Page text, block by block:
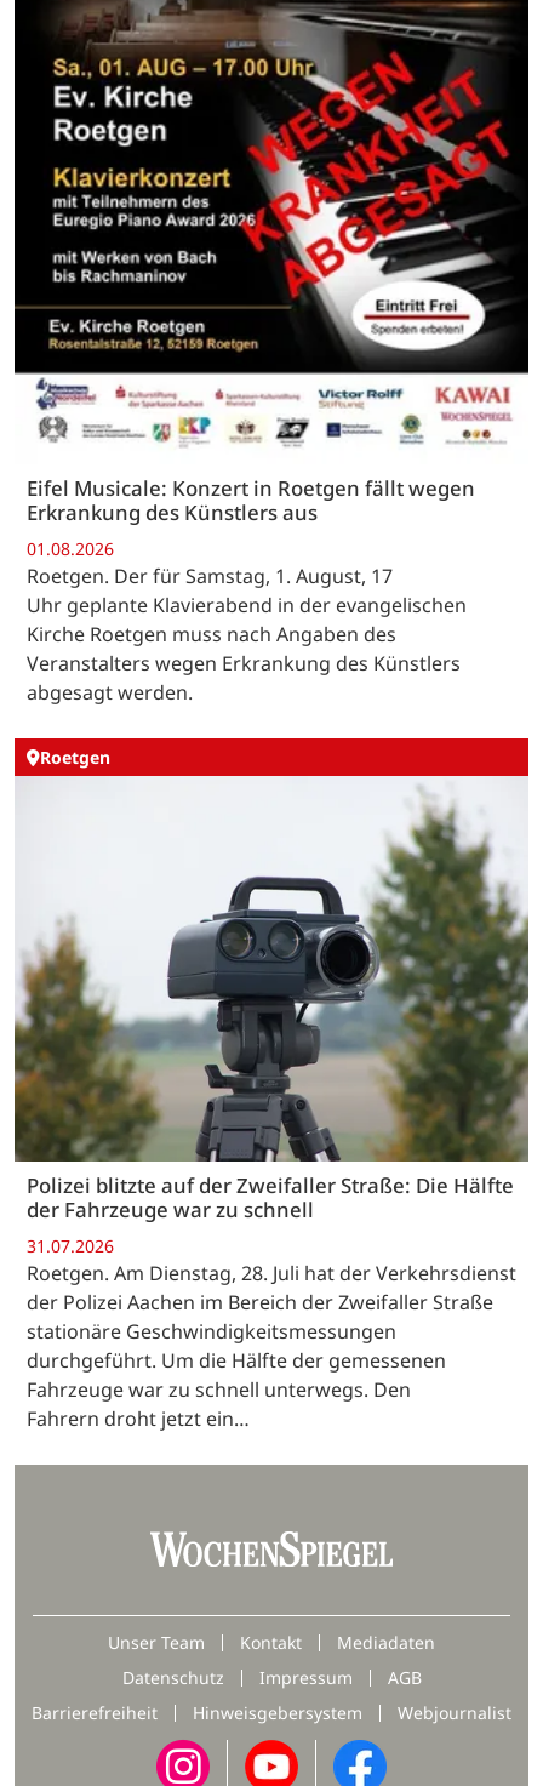
Eifel Musicale: Konzert in Roetgen fällt wegen
Erkrankung des Künstlers aus
01.08.2026
Roetgen. Der für Samstag, 1. August, 17
Uhr geplante Klavierabend in der evangelischen
Kirche Roetgen muss nach Angaben des
Veranstalters wegen Erkrankung des Künstlers
abgesagt werden.
Roetgen
Polizei blitzte auf der Zweifaller Straße: Die Hälfte
der Fahrzeuge war zu schnell
31.07.2026
Roetgen. Am Dienstag, 28. Juli hat der Verkehrsdienst
der Polizei Aachen im Bereich der Zweifaller Straße
stationäre Geschwindigkeitsmessungen
durchgeführt. Um die Hälfte der gemessenen
Fahrzeuge war zu schnell unterwegs. Den
Fahrern droht jetzt ein…
Unser Team Kontakt
Mediadaten
Datenschutz
Impressum
AGB
Barrierefreiheit
Hinweisgebersystem Webjournalist